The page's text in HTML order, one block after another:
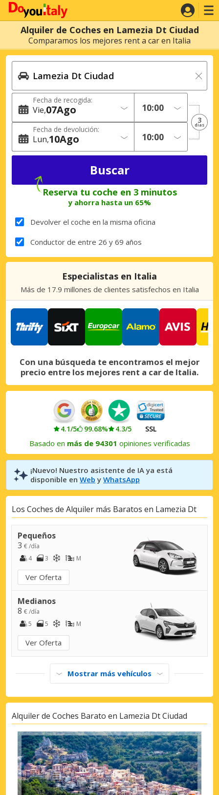
Alquiler de Coches en Lamezia Dt Ciudad
Comparamos los mejores rent a car en Italia
Fecha de recogida:
Vie 07Ago
Fecha de devolución:
Lun 10Ago
3
dias
Reserva tu coche en 3 minutos
y ahorra hasta un 65%
Devolver el coche en la misma oficina
Conductor de entre 26 y 69 años
Especialistas en Italia
Más de 17.9 millones de clientes satisfechos en Italia
Con una búsqueda te encontramos el mejor
precio entre los mejores rent a car de Italia.
4.1/5 99.68% 4.3/5 SSL
Basado en más de 94301 opiniones verificadas
¡Nuevo! Nuestro asistente de IA ya está
disponible en Web y WhatsApp
Los Coches de Alquiler más Baratos en Lamezia Dt
Pequeños
3 € /día
4
3 M
Ver Oferta
Medianos
8 € /día
5
5 M
Ver Oferta
Mostrar más vehículos
Alquiler de Coches Barato en Lamezia Dt Ciudad